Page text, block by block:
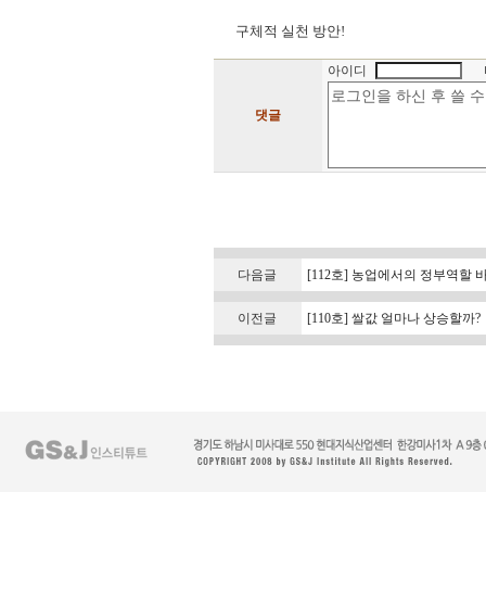
구체적 실천 방안!
댓글
아이디
다음글 [112호] 농업에서의 정부역할
이전글 [110호] 쌀값 얼마나 상승할까?